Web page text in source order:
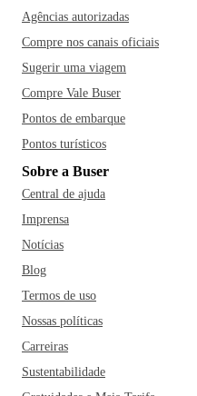
Agências autorizadas
Compre nos canais oficiais
Sugerir uma viagem
Compre Vale Buser
Pontos de embarque
Pontos turísticos
Sobre a Buser
Central de ajuda
Imprensa
Notícias
Blog
Termos de uso
Nossas políticas
Carreiras
Sustentabilidade